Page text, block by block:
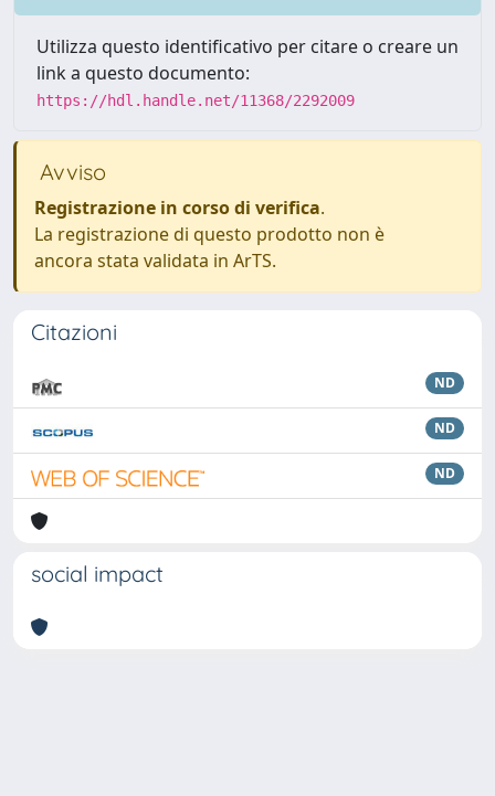
Utilizza questo identificativo per citare o creare un
link a questo documento:
https://hdl.handle.net/11368/2292009
Avviso
Registrazione in corso di verifica.
La registrazione di questo prodotto non è
ancora stata validata in ArTS.
Citazioni
ND
ND
ND
social impact